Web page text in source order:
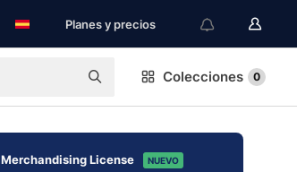
Planes y precios
Colecciones 0
Merchandising License NUEVO